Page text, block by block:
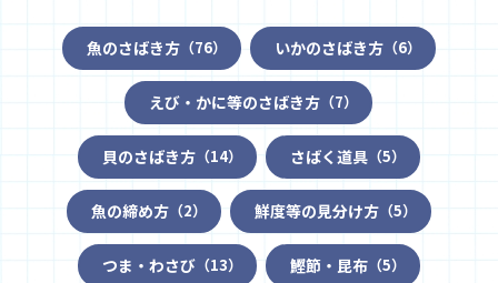
魚のさばき方（76） いかのさばき方（6）
えび・かに等のさばき方 （7）
貝のさばき方（14） さばく道具（5）
魚の締め方（2） 鮮度等の見分け方（5）
つま・わさび（13） 鰹節・昆布（5）